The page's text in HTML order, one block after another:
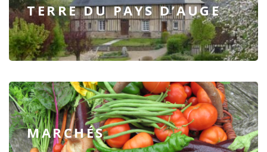
TERRE DU PAYS D’AUGE
MARCHÉS